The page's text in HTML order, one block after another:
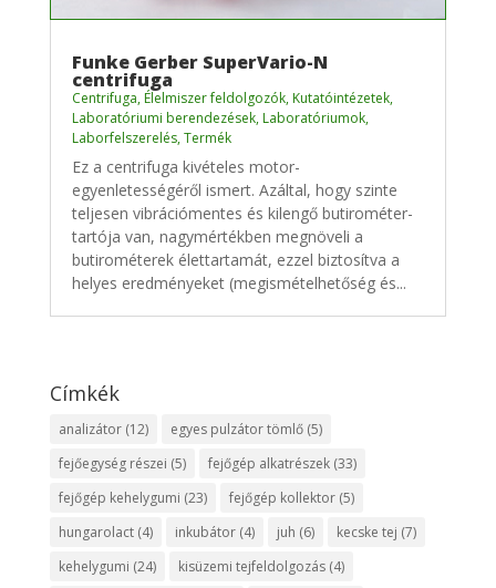
Funke Gerber SuperVario-N
centrifuga
Centrifuga, Élelmiszer feldolgozók, Kutatóintézetek,
Laboratóriumi berendezések, Laboratóriumok,
Laborfelszerelés,Termék
Ez a centrifuga kivételes motor-
egyenletességéről ismert. Azáltal, hogy szinte
teljesen vibrációmentes és kilengő butirométer-
tartója van, nagymértékben megnöveli a
butirométerek élettartamát, ezzel biztosítva a
helyes eredményeket (megismételhetőség és...
Címkék
analizátor(12) egyes pulzátor tömlő(5)
fejőegység részei (5) fejőgép alkatrészek(33)
fejőgép kehelygumi (23) fejőgép kollektor(5)
hungarolact(4) inkubátor(4) juh (6) kecske tej (7)
kehelygumi (24) kisüzemi tejfeldolgozás(4)